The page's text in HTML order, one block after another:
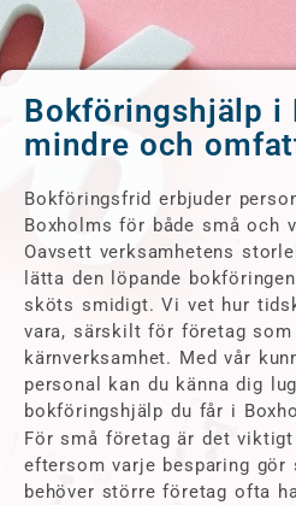
Bokföringshjälp i
mindre och
Bokföringsfrid erbjuder
Boxholms för både små och
Oavsett verksamhetens
lätta den löpande
sköts smidigt. Vi vet hur
vara, särskilt för företag
kärnverksamhet. Med vår
personal kan du känna dig
bokföringshjälp du får i
För små företag är det
eftersom varje besparing
behöver större företag ofta